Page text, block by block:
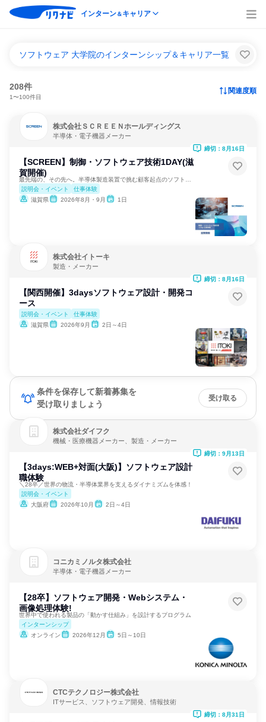
インターン＆キャリア
ソフトウェア 大学院のインターンシップ＆キャリア一覧
208件
1〜100件目
関連度順
株式会社ＳＣＲＥＥＮホールディングス
半導体・電子機器メーカー
【SCREEN】制御・ソフトウェア技術1DAY(滋
賀開催)
説明会・イベント
仕事体験
滋賀県
2026年8月・9月 1日
締切：8月16日
株式会社イトーキ
製造・メーカー
【関西開催】3daysソフトウェア設計・開発コ
ース
説明会・イベント
仕事体験
滋賀県
2026年9月 2日～4日
締切：8月16日
条件を保存して新着募集を
受け取りましょう
受け取る
株式会社ダイフク
機械・医療機器メーカー、製造・メーカー
【3days:WEB+対面(大阪)】ソフトウェア設計
職体験
＼28卒／世界の物流・半導体業界を支えるダイナミズムを体感！
説明会・イベント
大阪府
2026年10月 2日～4日
締切：9月13日
コニカミノルタ株式会社
半導体・電子機器メーカー
【28卒】ソフトウェア開発・Webシステム・
画像処理体験!
世界中で使われる製品の「動かす仕組み」を設計するプログラム
インターンシップ
オンライン
2026年12月 5日～10日
CTCテクノロジー株式会社
ITサービス、ソフトウェア開発、情報技術
締切：8月31日